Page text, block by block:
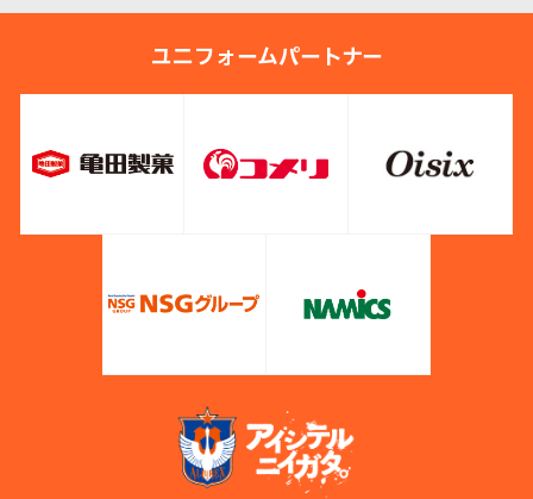
ユニフォームパートナー